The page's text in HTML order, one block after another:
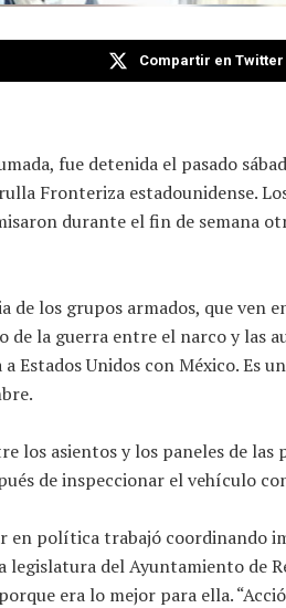
Compartir en Twitter
fue detenida el pasado
Fronteriza estadounidense.
durante el fin de semana
los grupos armados, que ven
la guerra entre el narco y las
Estados Unidos con México.
asientos y los paneles de las
de inspeccionar el vehículo
en política trabajó coordinando
del Ayuntamiento de
era lo mejor para ella.